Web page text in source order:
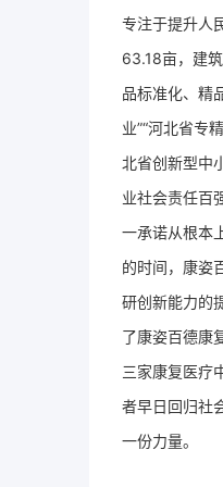
专注于提升人
63.18亩，建
品标准化、精
业”“河北省专
北省创新型中
业社会责任百
一承诺从根本
的时间，康姿
研创新能力的
了康姿百德康
三家康复医疗
者早日回归社
一份力量。